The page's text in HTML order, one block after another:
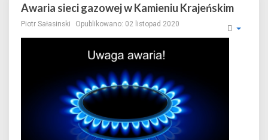
Awaria sieci gazowej w Kamieniu Krajeńskim
Piotr Sałasinski Opublikowano: 02 listopad 2020